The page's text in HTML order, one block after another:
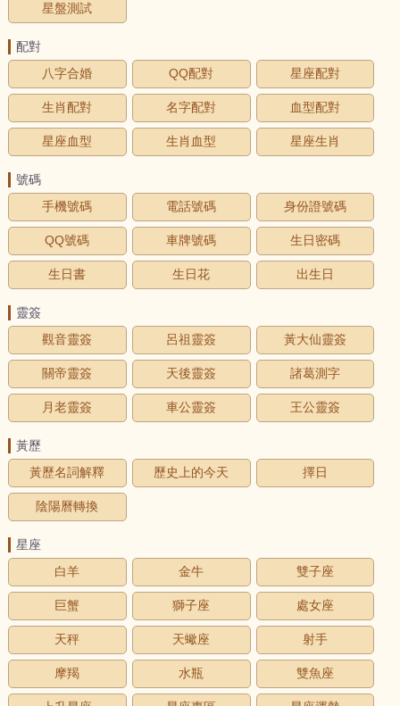
星盤測試
配對
八字合婚
QQ配對 星座配對
生肖配對 名字配對 血型配對
星座血型 生肖血型 星座生肖
號碼
手機號碼
電話號碼 身份證號碼
QQ號碼 車牌號碼 生日密碼
生日書 生日花 出生日
靈簽
觀音靈簽
呂祖靈簽 黃大仙靈簽
關帝靈簽 天後靈簽 諸葛測字
月老靈簽 車公靈簽 王公靈簽
黃歷
黃歷名詞解釋
歷史上的今天 擇日
陰陽曆轉換
星座
白羊
金牛 雙子座
巨蟹 獅子座 處女座
天秤 天蠍座 射手
摩羯 水瓶 雙魚座